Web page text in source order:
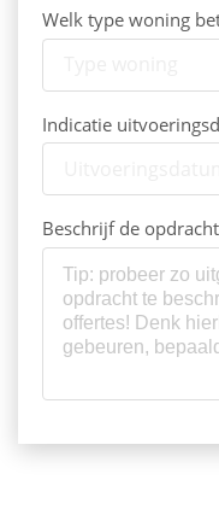
Welk type woning
Indicatie
Beschrijf de